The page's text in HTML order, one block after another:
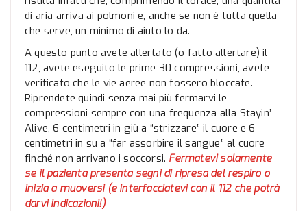
di aria arriva ai polmoni e, anche se non è tutta quella
che serve, un minimo di aiuto lo da.
A questo punto avete allertato (o fatto allertare) il
112, avete eseguito le prime 30 compressioni, avete
verificato che le vie aeree non fossero bloccate.
Riprendete quindi senza mai più fermarvi le
compressioni sempre con una frequenza alla Stayin’
Alive, 6 centimetri in giù a “strizzare” il cuore e 6
centimetri in su a “far assorbire il sangue” al cuore
finché non arrivano i soccorsi. Fermatevi solamente
se il pazienta presenta segni di ripresa del respiro o
inizia a muoversi (e interfacciatevi con il 112 che potrà
darvi indicazioni!)